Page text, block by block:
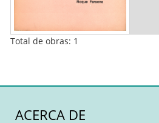
Total de obras: 1
ACERCA DE